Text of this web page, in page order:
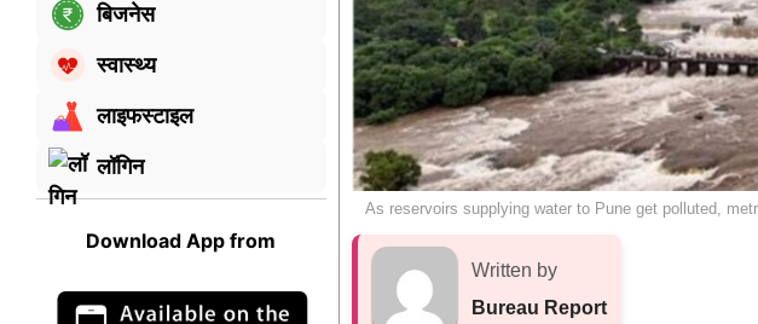
बिजनेस
स्वास्थ्य
लाइफस्टाइल
लॉगिन
Download App from
As reservoirs supplying water to Pune get polluted,
Written by
Bureau Report